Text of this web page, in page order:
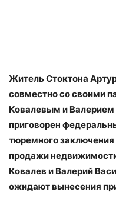
Житель Стоктона
совместно со своими
Ковалевым и
приговорен
тюремного
продажи
Ковалев и Валерий
ожидают вынесения